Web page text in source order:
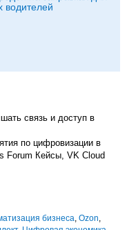
водителей
связь и доступ в
по цифровизации в
Forum Кейсы, VK Cloud
бизнеса Ozon